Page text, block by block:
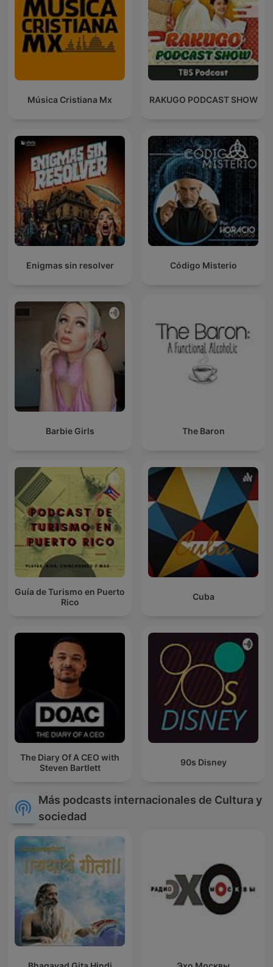
Música Cristiana Mx RAKUGO PODCAST SHOW
Enigmas sin resolver Código Misterio
Barbie Girls The Baron
Guía de Turismo en Puerto
Rico
Cuba
The Diary Of A CEO with
Steven Bartlett
90s Disney
Más podcasts internacionales de Cultura y
sociedad